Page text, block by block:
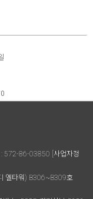
: 572-86-03850 [사업자정
엘타워) B306~B309호